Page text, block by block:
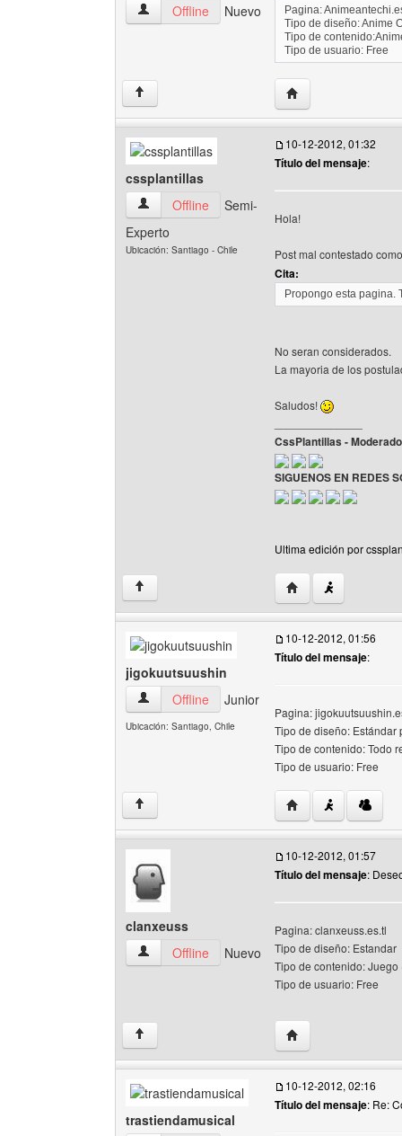
animeantechi Ver perfil del usuario
Offline Nuevo
Pagina:
Tipo de diseño: Anime
Tipo de
Tipo de usuario: Free
↑ Visitar sitio web del
cssplantillas
cssplantillas Ver perfil del usuario
Offline
Semi-
Experto
Ubicación: Santiago - Chile
10-12-2012, 01:32
Título del mensaje:
Hola!
Post mal contestado
Cita:
Propongo esta pagina.
No seran considerados.
La mayoria de los
Saludos!
CssPlantillas -
SIGUENOS EN REDES
Ultima edición por
↑ Visitar sitio web del
jigokuutsuushin
jigokuutsuushin Ver perfil del usuario
Offline Junior
Ubicación: Santiago, Chile
10-12-2012, 01:56
Título del mensaje:
Pagina:
Tipo de diseño: Estándar
Tipo de contenido: Todo
Tipo de usuario: Free
↑ Visitar sitio web del
clanxeuss
clanxeuss Ver perfil del usuario
Offline Nuevo
10-12-2012, 01:57
Título del mensaje:
Pagina: clanxeuss.es.tl
Tipo de diseño: Estandar
Tipo de contenido: Juego
Tipo de usuario: Free
↑ Visitar sitio web del
trastiendamusical
10-12-2012, 02:16
Título del mensaje: Re: